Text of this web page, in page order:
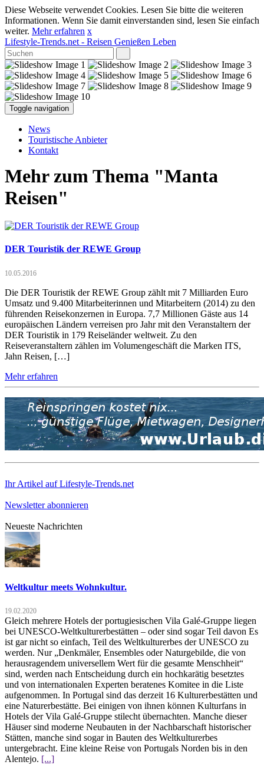
Diese Webseite verwendet Cookies. Lesen Sie bitte die weiteren
Informationen. Wenn Sie damit einverstanden sind, lesen Sie einfach
weiter. Mehr erfahren x
Lifestyle-Trends.net - Reisen Genießen Leben
Toggle navigation
News
Touristische Anbieter
Kontakt
Mehr zum Thema "Manta
Reisen"
DER Touristik der REWE Group
10.05.2016
Die DER Touristik der REWE Group zählt mit 7 Milliarden Euro
Umsatz und 9.400 Mitarbeiterinnen und Mitarbeitern (2014) zu den
führenden Reisekonzernen in Europa. 7,7 Millionen Gäste aus 14
europäischen Ländern verreisen pro Jahr mit den Veranstaltern der
DER Touristik in 179 Reiseländer weltweit. Zu den
Reiseveranstaltern zählen im Volumengeschäft die Marken ITS,
Jahn Reisen, […]
Mehr erfahren
Ihr Artikel auf Lifestyle-Trends.net
Newsletter abonnieren
Neueste Nachrichten
Weltkultur meets Wohnkultur.
19.02.2020
Gleich mehrere Hotels der portugiesischen Vila Galé-Gruppe liegen
bei UNESCO-Weltkulturerbestätten – oder sind sogar Teil davon Es
ist gar nicht so einfach, Teil des Weltkulturerbes der UNESCO zu
werden. Nur „Denkmäler, Ensembles oder Naturgebilde, die von
herausragendem universellem Wert für die gesamte Menschheit“
sind, werden nach Entscheidung durch ein hochkarätig besetztes
und von internationalen Experten beratenes Komitee in die Liste
aufgenommen. In Portugal sind das derzeit 16 Kulturerbestätten und
eine Naturerbestätte. Bei einigen von ihnen können Kulturfans in
Hotels der Vila Galé-Gruppe stilecht übernachten. Manche dieser
Häuser sind moderne Neubauten in der Nachbarschaft historischer
Stätten, manche sind sogar in Bauten des Weltkulturerbes
untergebracht. Eine kleine Reise von Portugals Norden bis in den
Alentejo. [...]